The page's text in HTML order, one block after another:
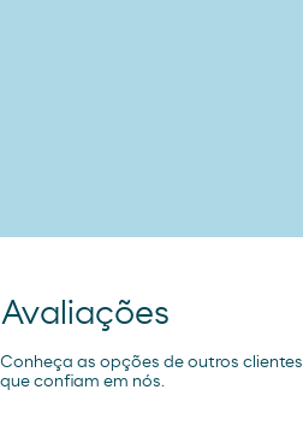
Avaliações
Conheça as opções de outros clientes
que confiam em nós.